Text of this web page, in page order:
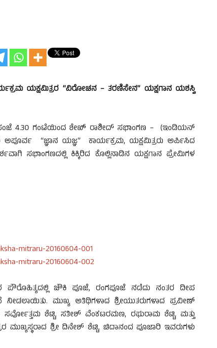
ಯಕ್ಷಮಿತ್ರರ “ವಿರೋಚನ – ತರಣಿಸೇನ” ಯಕ್ಷಗಾನ ಯಶಸ್ವಿ
ಸಂಜೆ 4.30 ಗಂಟೆಯಿಂದ ಶೇಖ್ ರಾಶೀದ್ ಸಭಾಂಗಣ – (ಇಂಡಿಯನ್
ಅಪೂರ್ವ “ಜ್ಞಾನ ಯಜ್ಞ” ಕಾರ್ಯಕ್ರಮ, ಯಕ್ಷಮಿತ್ರರು ಅರ್ಪಿಸಿದ
ಸಭಾಂಗಣದಲ್ಲಿ ಕಿಕ್ಕಿರಿದ ಕೊಲ್ಲಿನಾಡಿನ ಯಕ್ಷಗಾನ ಪ್ರೇಮಿಗಳ
ಪೌರೊಹಿತ್ಯದಲ್ಲಿ ಚೌಕಿ ಪೂಜೆ, ರಂಗಪೂಜೆ ನಡೆದು ನಂತರ ದೀಪ
ನೀಡಲಾಯಿತು. ಮುಖ್ಯ ಅತಿಥಿಗಳಾದ ಶ್ರೀಯುತರುಗಳಾದ ಪ್ರವೀಣ್
ಶೆಟ್ಟಿ, ಸತೀಶ್ ವೆಂಕಟರಮಣ, ರಘುರಾಮ ಶೆಟ್ಟಿ, ಮತ್ತು
ಮುಖ್ಯಸ್ಥರಾದ ಶ್ರೀ ದಿನೇಶ್ ಶೆಟ್ಟಿ, ಚಿದಾನಂದ ಪೂಜಾರಿ ಇವರುಗಳು